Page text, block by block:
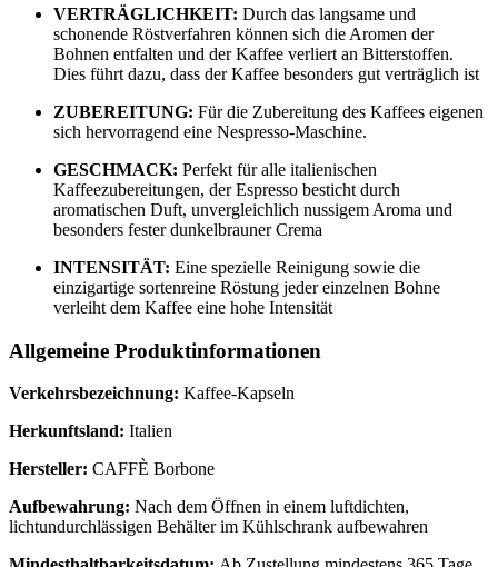
VERTRÄGLICHKEIT: Durch das langsame und
schonende Röstverfahren können sich die Aromen der
Bohnen entfalten und der Kaffee verliert an Bitterstoffen.
Dies führt dazu, dass der Kaffee besonders gut verträglich ist
ZUBEREITUNG: Für die Zubereitung des Kaffees eigenen
sich hervorragend eine Nespresso-Maschine.
GESCHMACK: Perfekt für alle italienischen
Kaffeezubereitungen, der Espresso besticht durch
aromatischen Duft, unvergleichlich nussigem Aroma und
besonders fester dunkelbrauner Crema
INTENSITÄT: Eine spezielle Reinigung sowie die
einzigartige sortenreine Röstung jeder einzelnen Bohne
verleiht dem Kaffee eine hohe Intensität
Allgemeine Produktinformationen
Verkehrsbezeichnung: Kaffee-Kapseln
Herkunftsland: Italien
Hersteller: CAFFÈ Borbone
Aufbewahrung: Nach dem Öffnen in einem luftdichten,
lichtundurchlässigen Behälter im Kühlschrank aufbewahren